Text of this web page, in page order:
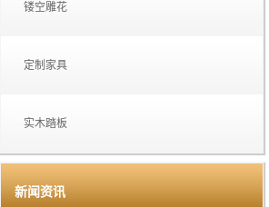
镂空雕花
定制家具
实木踏板
新闻资讯